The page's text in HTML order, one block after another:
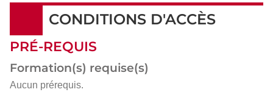
CONDITIONS D'ACCÈS
PRÉ-REQUIS
Formation(s) requise(s)
Aucun prérequis.